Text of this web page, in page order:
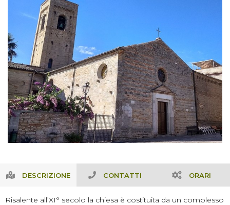
DESCRIZIONE CONTATTI ORARI
Risalente all’XI° secolo la chiesa è costituita da un complesso